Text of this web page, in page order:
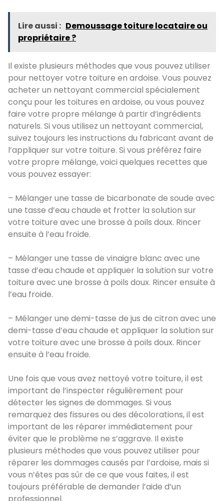
Lire aussi : Demoussage toiture locataire ou
propriétaire ?
Il existe plusieurs méthodes que vous pouvez utiliser
pour nettoyer votre toiture en ardoise. Vous pouvez
acheter un nettoyant commercial spécialement
conçu pour les toitures en ardoise, ou vous pouvez
faire votre propre mélange à partir d’ingrédients
naturels. Si vous utilisez un nettoyant commercial,
suivez toujours les instructions du fabricant avant de
l’appliquer sur votre toiture. Si vous préférez faire
votre propre mélange, voici quelques recettes que
vous pouvez essayer:
– Mélanger une tasse de bicarbonate de soude avec
une tasse d’eau chaude et frotter la solution sur
votre toiture avec une brosse à poils doux. Rincer
ensuite à l’eau froide.
– Mélanger une tasse de vinaigre blanc avec une
tasse d’eau chaude et appliquer la solution sur votre
toiture avec une brosse à poils doux. Rincer ensuite à
l’eau froide.
– Mélanger une demi-tasse de jus de citron avec une
demi-tasse d’eau chaude et appliquer la solution sur
votre toiture avec une brosse à poils doux. Rincer
ensuite à l’eau froide.
Une fois que vous avez nettoyé votre toiture, il est
important de l’inspecter régulièrement pour
détecter les signes de dommages. Si vous
remarquez des fissures ou des décolorations, il est
important de les réparer immédiatement pour
éviter que le problème ne s’aggrave. Il existe
plusieurs méthodes que vous pouvez utiliser pour
réparer les dommages causés par l’ardoise, mais si
vous n’êtes pas sûr de ce que vous faites, il est
toujours préférable de demander l’aide d’un
professionnel.